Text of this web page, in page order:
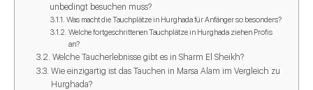
unbedingt besuchen muss?
Was macht die Tauchplätze in Hurghada für Anfänger so besonders?
Welche fortgeschrittenen Tauchplätze in Hurghada ziehen Profis
an?
Welche Taucherlebnisse gibt es in Sharm El Sheikh?
Wie einzigartig ist das Tauchen in Marsa Alam im Vergleich zu
Hurghada?